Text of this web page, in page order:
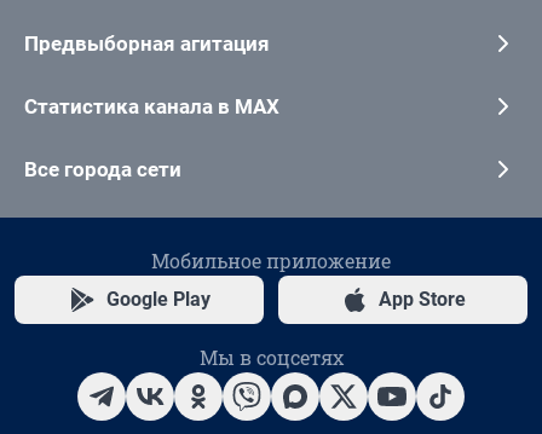
Предвыборная агитация
Статистика канала в MAX
Все города сети
Мобильное приложение
Google Play App Store
Мы в соцсетях